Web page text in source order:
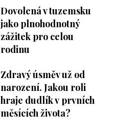
Dovolená v tuzemsku
jako plnohodnotný
zážitek pro celou
rodinu
Zdravý úsměv už od
narození. Jakou roli
hraje dudlík v prvních
měsících života?